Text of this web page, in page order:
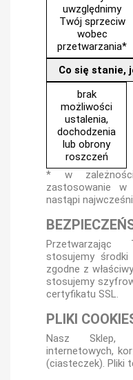
uwzględnimy
Twój sprzeciw
wobec
przetwarzania*
Co się stanie,
brak
możliwości
ustalenia,
dochodzenia
lub obrony
roszczeń
* w
zastosowanie
nastąpi
stosujemy środki
zgodne z
stosujemy
certyfikatu SSL.
PLIKI
Nasz Sklep,
internetowych,
(ciasteczek). Pliki